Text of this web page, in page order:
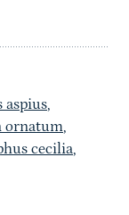
aspius,
ornatum,
cecilia,